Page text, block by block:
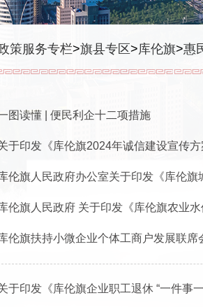
策服务专栏>旗县专区>库伦旗>惠
图读懂 | 便民利企十二项措施
于印发《库伦旗2024年诚信建设宣传
伦旗人民政府办公室​关于印发《库伦
伦旗人民政府 关于印发《库伦旗农业
伦旗扶持小微企业个体工商户发展联席
于印发《库伦旗企业职工退休 “一件事